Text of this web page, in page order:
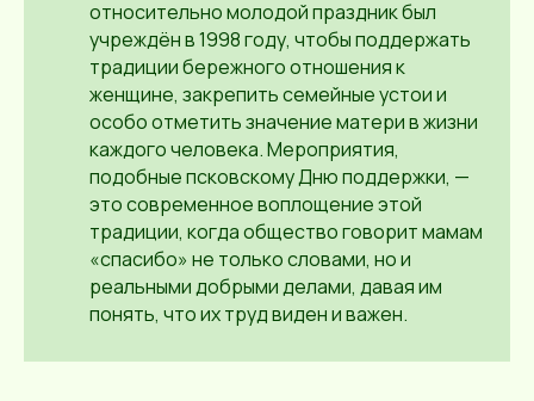
относительно молодой праздник был
учреждён в 1998 году, чтобы поддержать
традиции бережного отношения к
женщине, закрепить семейные устои и
особо отметить значение матери в жизни
каждого человека. Мероприятия,
подобные псковскому Дню поддержки, —
это современное воплощение этой
традиции, когда общество говорит мамам
«спасибо» не только словами, но и
реальными добрыми делами, давая им
понять, что их труд виден и важен.